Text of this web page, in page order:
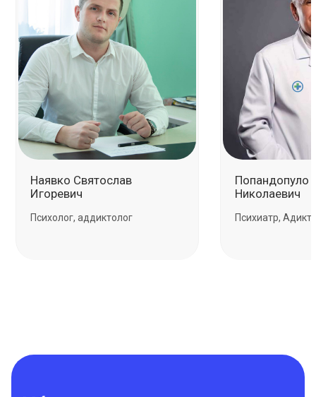
Наявко Святослав
Игоревич
Психолог, аддиктолог
Пoпандoпулo
Никoлаевич
Психиатр,